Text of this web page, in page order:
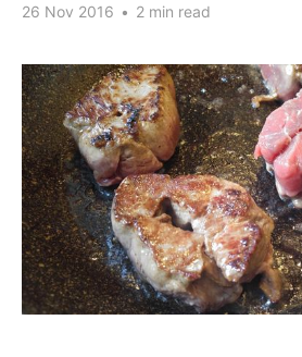
26 Nov 2016 • 2 min read